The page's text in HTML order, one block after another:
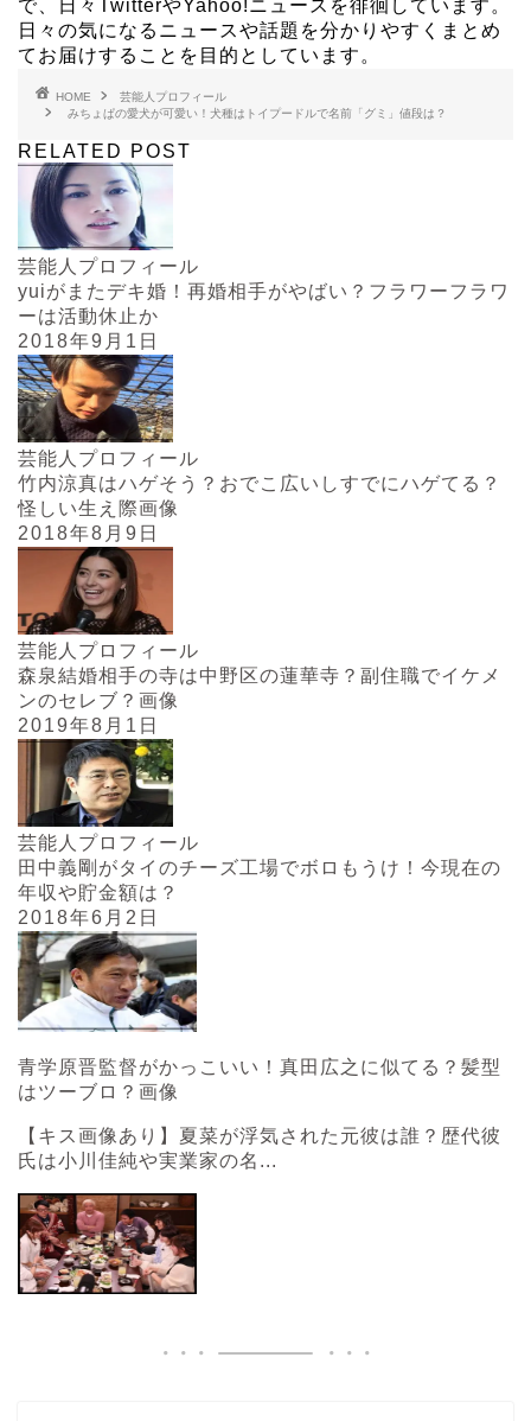
で、日々TwitterやYahoo!ニュースを徘徊しています。
日々の気になるニュースや話題を分かりやすくまとめ
てお届けすることを目的としています。
HOME
芸能人プロフィール
みちょぱの愛犬が可愛い！犬種はトイプードルで名前「グミ」値段は？
RELATED POST
芸能人プロフィール
yuiがまたデキ婚！再婚相手がやばい？フラワーフラワ
ーは活動休止か
2018年9月1日
芸能人プロフィール
竹内涼真はハゲそう？おでこ広いしすでにハゲてる？
怪しい生え際画像
2018年8月9日
芸能人プロフィール
森泉結婚相手の寺は中野区の蓮華寺？副住職でイケメ
ンのセレブ？画像
2019年8月1日
芸能人プロフィール
田中義剛がタイのチーズ工場でボロもうけ！今現在の
年収や貯金額は？
2018年6月2日
青学原晋監督がかっこいい！真田広之に似てる？髪型
はツーブロ？画像
【キス画像あり】夏菜が浮気された元彼は誰？歴代彼
氏は小川佳純や実業家の名...